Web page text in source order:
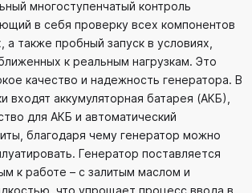
многоступенчатый контроль
в себя проверку всех компонентов
также пробный запуск в условиях,
к реальным нагрузкам. Это
качество и надежность генератора. В
входят аккумуляторная батарея (АКБ),
для АКБ и автоматический
благодаря чему генератор можно
Генератор поставляется
к работе – с залитым маслом и